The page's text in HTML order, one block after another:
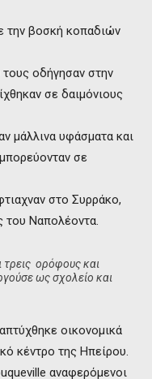
την βοσκή κοπαδιών
οδήγησαν στην
σε δαιμόνιους
μάλλινα υφάσματα και
σε
στο Συρράκο,
του Ναπολέοντα.
τρεις ορόφους και
ως σχολείο και
οικονομικά
κέντρο της Ηπείρου.
αναφερόμενοι